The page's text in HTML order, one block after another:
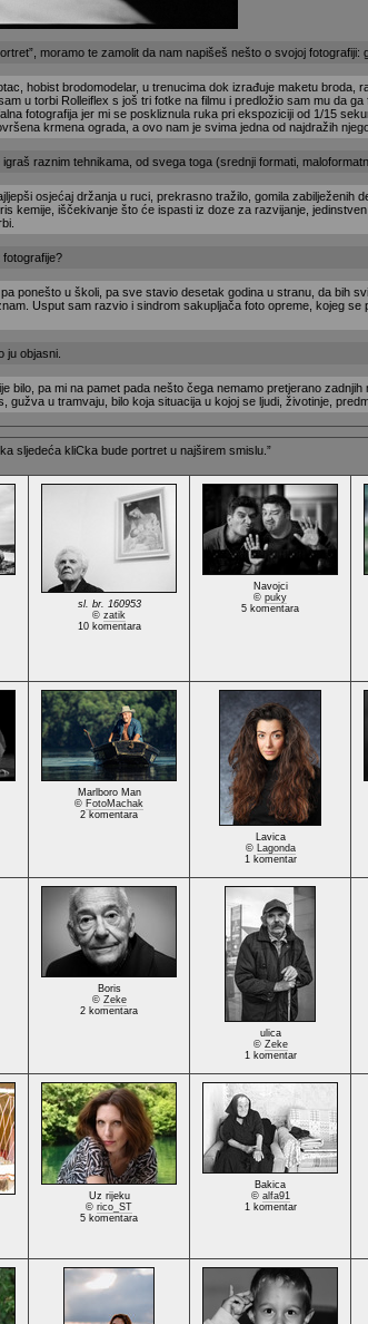
moramo te zamolit da nam napišeš nešto o svojoj fotografiji:
hobist brodomodelar, u trenucima dok izrađuje maketu broda,
u torbi Rolleiflex s još tri fotke na filmu i predložio sam mu da
fotografija jer mi se poskliznula ruka pri ekspoziciji od 1/15
krmena ograda, a ovo nam je svima jedna od najdražih
raznim tehnikama, od svega toga (srednji formati,
osjećaj držanja u ruci, prekrasno tražilo, gomila zabilježenih
kemije, iščekivanje što će ispasti iz doze za razvijanje,
ponešto u školi, pa sve stavio desetak godina u stranu, da bih
Usput sam razvio i sindrom sakupljača foto opreme, kojeg
ju objasni.
bilo, pa mi na pamet pada nešto čega nemamo pretjerano
u tramvaju, bilo koja situacija u kojoj se ljudi, životinje,
sljedeća kliCka bude portret u najširem smislu.”
sl. br. 160953
©zatik
10 komentara
Navojci
©puky
5 komentara
Marlboro Man
© FotoMachak
2 komentara
Lavica
© Lagonda
1 komentar
Boris
© Zeke
2 komentara
ulica
© Zeke
1 komentar
Uz rijeku
©rico_ST
5 komentara
Bakica
© alfa91
1 komentar